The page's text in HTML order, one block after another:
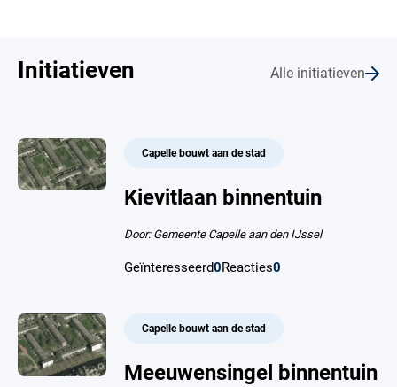
Initiatieven Alle initiatieven
Capelle bouwt aan de stad
Kievitlaan binnentuin
Door: Gemeente Capelle aan den IJssel
Geïnteresseerd0Reacties0
Capelle bouwt aan de stad
Meeuwensingel binnentuin